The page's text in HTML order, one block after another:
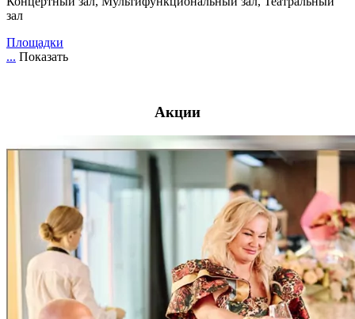
зал
Площадки
... Показать
Акции